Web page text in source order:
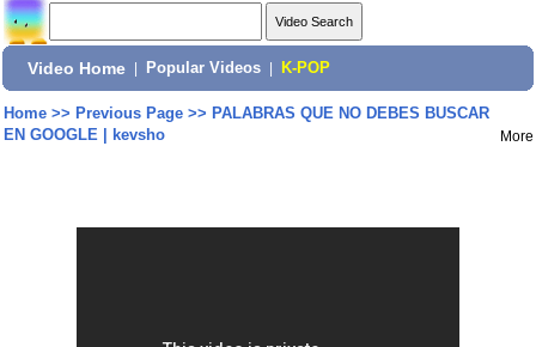
Video Home Popular Videos K-POP
Home>> Previous Page>> PALABRAS QUE NO DEBES BUSCAR
EN GOOGLE | kevsho
More